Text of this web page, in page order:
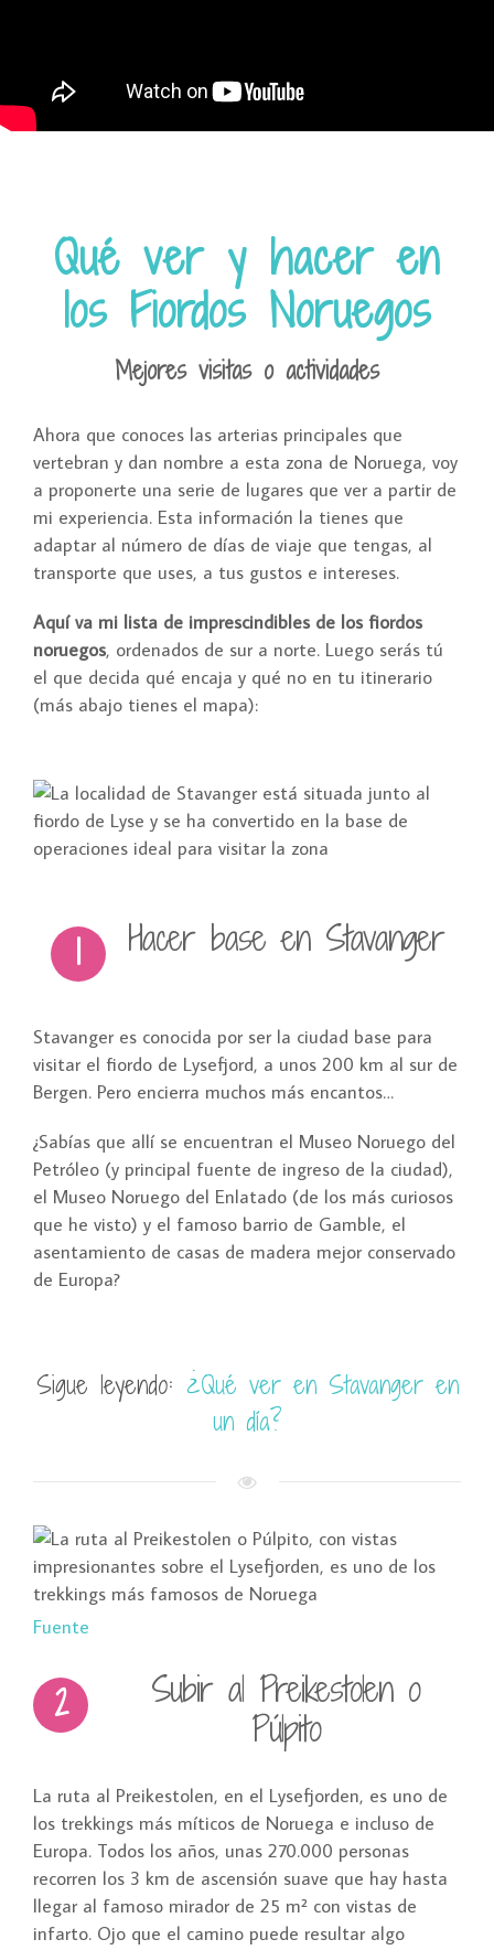
Qué ver y hacer en
los Fiordos Noruegos
Mejores visitas o actividades
Ahora que conoces las arterias principales que
vertebran y dan nombre a esta zona de Noruega, voy
a proponerte una serie de lugares que ver a partir de
mi experiencia. Esta información la tienes que
adaptar al número de días de viaje que tengas, al
transporte que uses, a tus gustos e intereses.
Aquí va mi lista de imprescindibles de los fiordos
noruegos, ordenados de sur a norte. Luego serás tú
el que decida qué encaja y qué no en tu itinerario
(más abajo tienes el mapa):
1 Hacer base en Stavanger
Stavanger es conocida por ser la ciudad base para
visitar el fiordo de Lysefjord, a unos 200 km al sur de
Bergen. Pero encierra muchos más encantos…
¿Sabías que allí se encuentran el Museo Noruego del
Petróleo (y principal fuente de ingreso de la ciudad),
el Museo Noruego del Enlatado (de los más curiosos
que he visto) y el famoso barrio de Gamble, el
asentamiento de casas de madera mejor conservado
de Europa?
Sigue leyendo: ¿Qué ver en Stavanger en
un día?
Fuente
2
Subir al Preikestolen o
Púlpito
La ruta al Preikestolen, en el Lysefjorden, es uno de
los trekkings más míticos de Noruega e incluso de
Europa. Todos los años, unas 270.000 personas
recorren los 3 km de ascensión suave que hay hasta
llegar al famoso mirador de 25 m² con vistas de
infarto. Ojo que el camino puede resultar algo